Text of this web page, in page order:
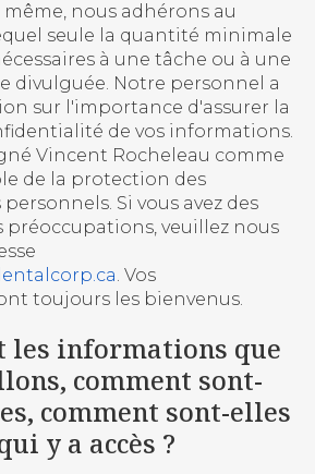
nous adhérons au
seule la quantité minimale
à une tâche ou à une
divulguée. Notre personnel a
sur l'importance d'assurer la
de vos informations.
Vincent Rocheleau comme
de la protection des
Si vous avez des
préoccupations, veuillez nous
. Vos
toujours les bienvenus.
les informations que
comment sont-
comment sont-elles
y a accès ?